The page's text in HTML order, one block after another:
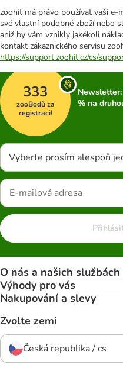
zoohit má právo používat vaši e-
své vlastní podobné zboží nebo
aniž by vám vznikly jakékoli
kontakt zákaznického servisu
https://support.zoohit.cz/cs/
333
zooBodů za
registraci!
% na
Vyberte prosím alespoň
O nás a našich službách
Výhody pro vás
Nakupování a slevy
Zvolte zemi
Česká republika / cs